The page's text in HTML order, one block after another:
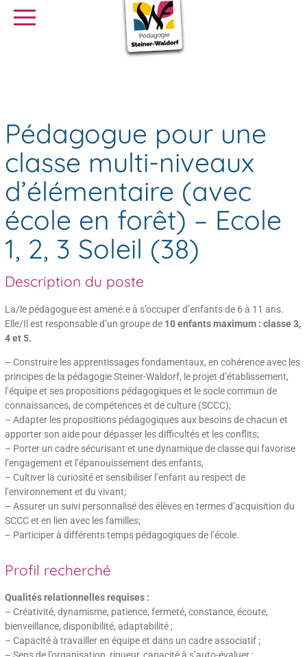
SE FORMER
Pédagogue pour une
classe multi-niveaux
d’élémentaire (avec
école en forêt) – Ecole
1, 2, 3 Soleil (38)
Description du poste
La/le pédagogue est amené.e à s’occuper d’enfants de 6 à 11 ans.
Elle/Il est responsable d’un groupe de 10 enfants maximum : classe 3,
4 et 5.
– Construire les apprentissages fondamentaux, en cohérence avec les
principes de la pédagogie Steiner-Waldorf, le projet d’établissement,
l’équipe et ses propositions pédagogiques et le socle commun de
connaissances, de compétences et de culture (SCCC);
– Adapter les propositions pédagogiques aux besoins de chacun et
apporter son aide pour dépasser les difficultés et les conflits;
– Porter un cadre sécurisant et une dynamique de classe qui favorise
l’engagement et l’épanouissement des enfants,
– Cultiver la curiosité et sensibiliser l’enfant au respect de
l’environnement et du vivant;
– Assurer un suivi personnalisé des élèves en termes d’acquisition du
SCCC et en lien avec les familles;
– Participer à différents temps pédagogiques de l’école.
Profil recherché
Qualités relationnelles requises :
– Créativité, dynamisme, patience, fermeté, constance, écoute,
bienveillance, disponibilité, adaptabilité ;
– Capacité à travailler en équipe et dans un cadre associatif ;